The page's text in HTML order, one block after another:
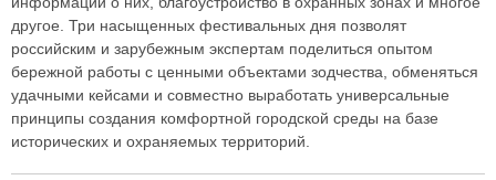
другое. Три насыщенных фестивальных дня позволят
российским и зарубежным экспертам поделиться опытом
бережной работы с ценными объектами зодчества, обменяться
удачными кейсами и совместно выработать универсальные
принципы создания комфортной городской среды на базе
исторических и охраняемых территорий.